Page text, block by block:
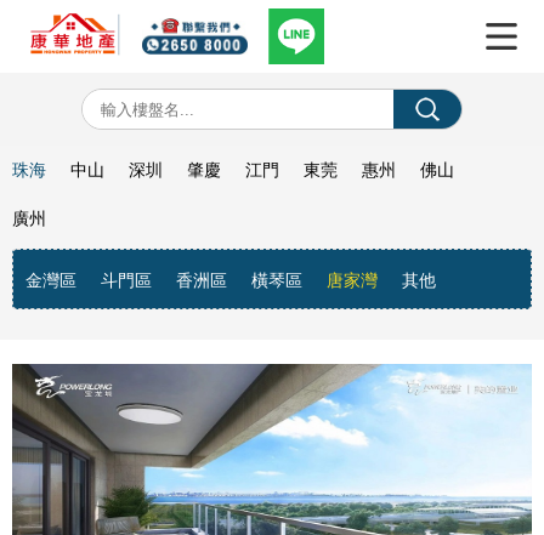
珠海
金灣區 斗門區 香洲區 橫琴區 唐家灣 其他
中山 深圳 肇慶 江門 東莞 惠州 佛山
廣州